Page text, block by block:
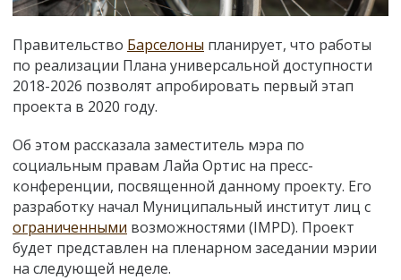
Правительство Барселоны планирует, что работы
по реализации Плана универсальной доступности
2018-2026 позволят апробировать первый этап
проекта в 2020 году.
Об этом рассказала заместитель мэра по
социальным правам Лайа Ортис на пресс-
конференции, посвященной данному проекту. Его
разработку начал Муниципальный институт лиц с
ограниченными возможностями (IMPD). Проект
будет представлен на пленарном заседании мэрии
на следующей неделе.